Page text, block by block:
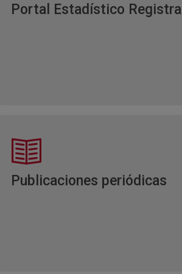
Portal Estadístico Registral
Publicaciones periódicas